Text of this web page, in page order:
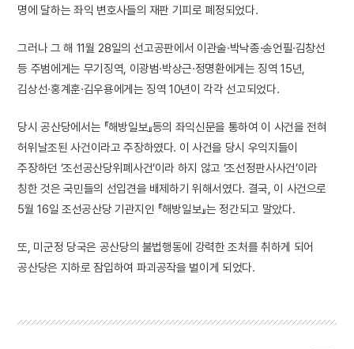
명에 달하는 좌익 변호사들의 재판 기피로 폐정되었다.
그러나 그 해 11월 28일의 선고공판에서 이관술·박낙종·송언필·김창선
등 주범에게는 무기징역, 이광범·박상근·정명환에게는 징역 15년,
김상선·홍계훈·김우용에게는 징역 10년이 각각 선고되었다.
당시 공산당에서는 『해방일보』등의 좌익신문을 통하여 이 사건을 전혀
허위날조된 사건이라고 주장하였다. 이 사건을 당시 우익지들이
주장하던 ‘조선공산당위폐사건’이라 하지 않고 ‘조선정판사사건’이라
칭한 것은 국민들의 선입견을 배제하기 위해서였다. 결국, 이 사건으로
5월 16일 조선공산당 기관지인 『해방일보』는 정간되고 말았다.
또, 미군정 당국은 공산당의 불법행동에 강력한 조처를 취하게 되어
공산당은 지하로 잠입하여 파괴공작을 벌이게 되었다.